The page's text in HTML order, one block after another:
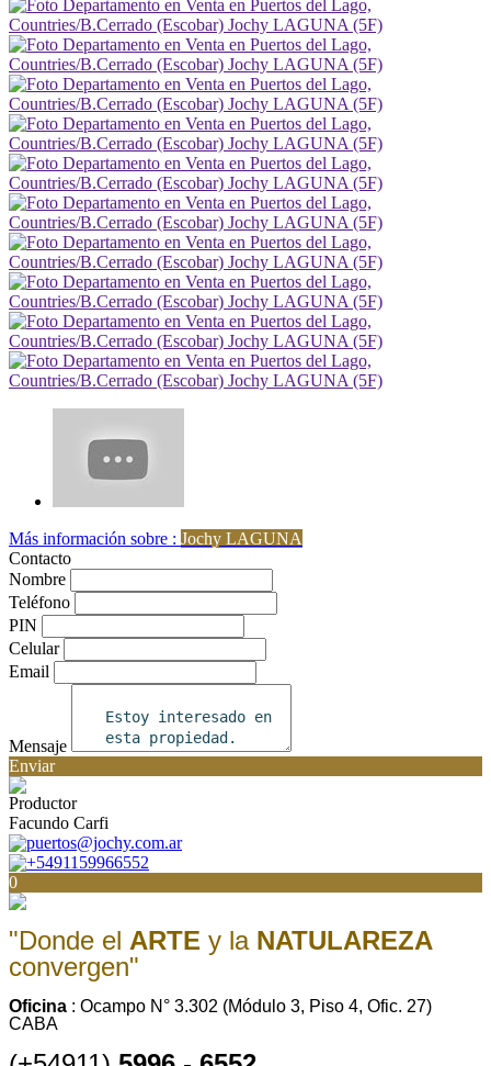
Más información sobre : Jochy LAGUNA
Contacto
Nombre
Teléfono
PIN
Celular
Email
Mensaje
Enviar
Productor
Facundo Carfi
puertos@jochy.com.ar
+5491159966552
0
"Donde el ARTE y la NATULAREZA
convergen"
Oficina : Ocampo N° 3.302 (Módulo 3, Piso 4, Ofic. 27)
CABA